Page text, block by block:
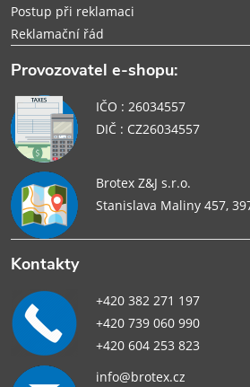
Postup při reklamaci
Reklamační řád
Provozovatel e-shopu:
IČO : 26034557
DIČ : CZ26034557
Brotex Z&J s.r.o.
Stanislava Maliny 457,
Kontakty
+420 382 271 197
+420 739 060 990
+420 604 253 823
info@brotex.cz